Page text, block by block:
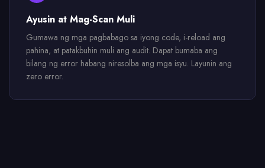
Ayusin at Mag-Scan Muli
Gumawa ng mga pagbabago sa iyong code, i-reload ang
pahina, at patakbuhin muli ang audit. Dapat bumaba ang
bilang ng error habang niresolba ang mga isyu. Layunin ang
zero error.